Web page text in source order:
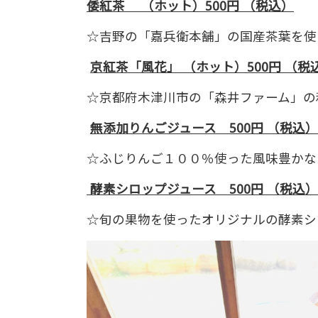
倭紅茶 （ホット）500円 （税込）
☆吉野の「嘉兵衛本舗」の国産茶葉を使
京紅茶「風花」 （ホット）500円 （税
☆京都府木津川市の「森井ファーム」
無添加りんごジュース 500円 （税込
☆ふじりんご１００％使った風味豊か
酵素シロップジュース 500円 （税込）
☆旬の果物を使ったオリジナルの酵素